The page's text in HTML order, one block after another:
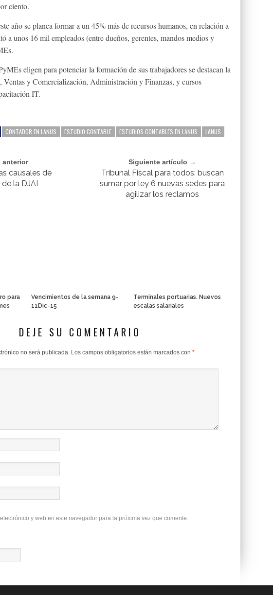
ciento.
año se planea formar a un 45% más de recursos humanos, en relación a
a unos 16 mil empleados (entre dueños, gerentes, mandos medios y
eligen para potenciar la formación de sus trabajadores se destacan la
Ventas y Comercialización, Administración y Finanzas, y cursos
IT.
CONTADOR EN LANUS ESTUDIO CONTABLE ESTUDIOS CONTABLES EN LANUS
LANUS
anterior
causales de
la DJAI
Siguiente artículo →
Tribunal Fiscal para todos: buscan
sumar por ley 6 nuevas sedes para
agilizar los reclamos
para
Vencimientos de la semana 9-
11Dic-15
Terminales portuarias. Nuevos
escalas salariales
DEJE SU COMENTARIO
no será publicada. Los campos obligatorios están marcados con *
y web en este navegador para la próxima vez que comente.